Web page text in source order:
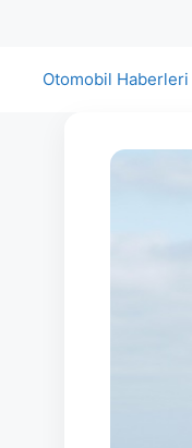
Otomobil Haberleri